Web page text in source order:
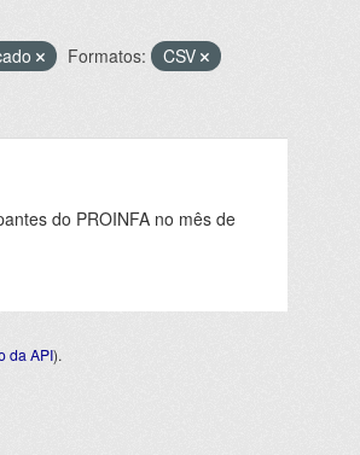
Formatos:
CSV
do PROINFA no mês de
da API).